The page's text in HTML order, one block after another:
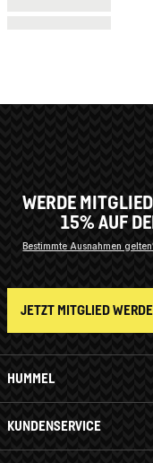
HUMMEL
KUNDENSERVICE
WERDE
15% AUF
Bestimmte Ausnahmen
JETZT MITGLIED